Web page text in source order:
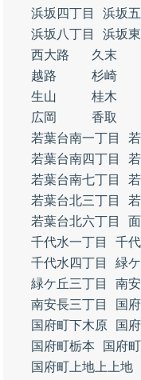
浜坂四丁目
浜坂
浜坂八丁目
浜坂東
西大路
久末
越路
杉崎
生山
桂木
広岡
香取
若葉台南一丁目
若葉台南四丁目
若葉台南七丁目
若葉台北三丁目
若葉台北六丁目
千代水一丁目
千
千代水四丁目
緑
緑ケ丘三丁目
南
南安長三丁目
国
国府町下木原
国
国府町栃本
国府
国府町上地上上地